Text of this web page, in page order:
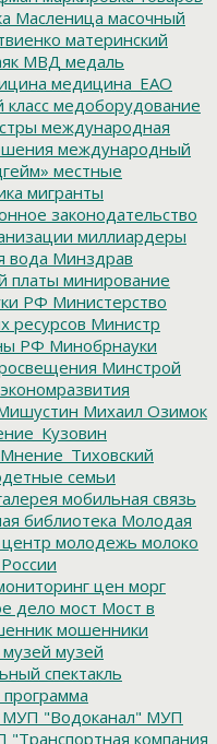
Масленица масочный
материнский
МВД медаль
медицина_ЕАО
медоборудование
международная
международный
местные
мигранты
законодательство
миллиардеры
вода Минздрав
платы минирование
РФ Министерство
ресурсов Министр
РФ Минобрнауки
Минстрой
Михаил Озимок
Мнение_Тиховский
семьи
мобильная связь
библиотека Молодая
молодежь молоко
цен морг
дело мост Мост в
мошенники
музей музей
спектакль
МУП "Водоканал" МУП
"Транспортная компания